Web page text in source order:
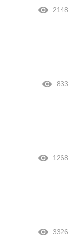
2148
833
1268
3326